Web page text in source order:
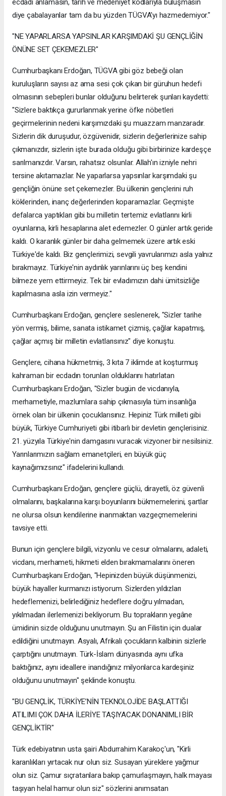
ecdadı anlamasın, tarih ve medeniyet kodlarıyla buluşmasın
diye çabalayanlar tam da bu yüzden TÜGVA'yı hazmedemiyor."
"NE YAPARLARSA YAPSINLAR KARŞIMDAKİ ŞU GENÇLİĞİN
ÖNÜNE SET ÇEKEMEZLER"
Cumhurbaşkanı Erdoğan, TÜGVA gibi göz bebeği olan
kuruluşların sayısı az ama sesi çok çıkan bir güruhun hedefi
olmasının sebepleri bunlar olduğunu belirterek şunları kaydetti:
"Sizlere baktıkça gururlanmak yerine öfke nöbetleri
geçirmelerinin nedeni karşımızdaki şu muazzam manzaradır.
Sizlerin dik duruşudur, özgüvenidir, sizlerin değerlerinize sahip
çıkmanızdır, sizlerin işte burada olduğu gibi birbirinize kardeşçe
sarılmanızdır. Varsın, rahatsız olsunlar. Allah'ın izniyle nehri
tersine akıtamazlar. Ne yaparlarsa yapsınlar karşımdaki şu
gençliğin önüne set çekemezler. Bu ülkenin gençlerini ruh
köklerinden, inanç değerlerinden koparamazlar. Geçmişte
defalarca yaptıkları gibi bu milletin tertemiz evlatlarını kirli
oyunlarına, kirli hesaplarına alet edemezler. O günler artık geride
kaldı. O karanlık günler bir daha gelmemek üzere artık eski
Türkiye'de kaldı. Biz gençlerimizi, sevgili yavrularımızı asla yalnız
bırakmayız. Türkiye'nin aydınlık yarınlarını üç beş kendini
bilmeze yem ettirmeyiz. Tek bir evladımızın dahi ümitsizliğe
kapılmasına asla izin vermeyiz."
Cumhurbaşkanı Erdoğan, gençlere seslenerek, "Sizler tarihe
yön vermiş, bilime, sanata istikamet çizmiş, çağlar kapatmış,
çağlar açmış bir milletin evlatlarısınız" diye konuştu.
Gençlere, cihana hükmetmiş, 3 kıta 7 iklimde at koşturmuş
kahraman bir ecdadın torunları olduklarını hatırlatan
Cumhurbaşkanı Erdoğan, "Sizler bugün de vicdanıyla,
merhametiyle, mazlumlara sahip çıkmasıyla tüm insanlığa
örnek olan bir ülkenin çocuklarısınız. Hepiniz Türk milleti gibi
büyük, Türkiye Cumhuriyeti gibi itibarlı bir devletin gençlerisiniz.
21. yüzyıla Türkiye'nin damgasını vuracak vizyoner bir nesilsiniz.
Yarınlarımızın sağlam emanetçileri, en büyük güç
kaynağımızsınız" ifadelerini kullandı.
Cumhurbaşkanı Erdoğan, gençlere güçlü, dirayetli, öz güvenli
olmalarını, başkalarına karşı boyunlarını bükmemelerini, şartlar
ne olursa olsun kendilerine inanmaktan vazgeçmemelerini
tavsiye etti.
Bunun için gençlere bilgili, vizyonlu ve cesur olmalarını, adaleti,
vicdanı, merhameti, hikmeti elden bırakmamalarını öneren
Cumhurbaşkanı Erdoğan, "Hepinizden büyük düşünmenizi,
büyük hayaller kurmanızı istiyorum. Sizlerden yıldızları
hedeflemenizi, belirlediğiniz hedeflere doğru yılmadan,
yıkılmadan ilerlemenizi bekliyorum. Bu toprakların yegâne
ümidinin sizde olduğunu unutmayın. Şu an Filistin için dualar
edildiğini unutmayın. Asyalı, Afrikalı çocukların kalbinin sizlerle
çarptığını unutmayın. Türk-İslam dünyasında aynı ufka
baktığınız, aynı ideallere inandığınız milyonlarca kardeşiniz
olduğunu unutmayın" şeklinde konuştu.
"BU GENÇLİK, TÜRKİYE’NİN TEKNOLOJİDE BAŞLATTIĞI
ATILIMI ÇOK DAHA İLERİYE TAŞIYACAK DONANIMLI BİR
GENÇLİKTİR"
Türk edebiyatının usta şairi Abdurrahim Karakoç'un, "Kirli
karanlıkları yırtacak nur olun siz. Susayan yüreklere yağmur
olun siz. Çamur sıçratanlara bakıp çamurlaşmayın, halk mayası
taşıyan helal hamur olun siz" sözlerini anımsatan